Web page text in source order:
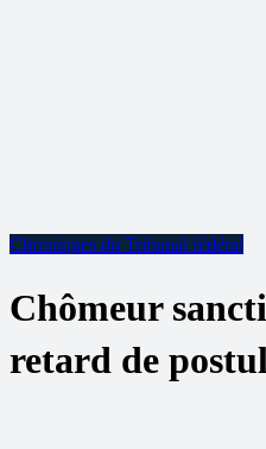
Chroniques du Tribunal fédéral
Chômeur
retard de